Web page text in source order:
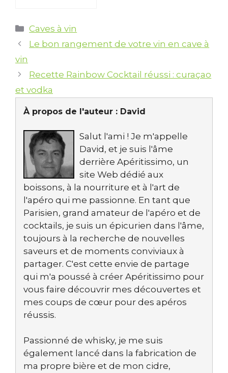
Catégories
Caves à vin
Le bon rangement de votre vin en cave à
vin
Recette Rainbow Cocktail réussi : curaçao
et vodka
À propos de l'auteur : David
Salut l'ami ! Je m'appelle
David, et je suis l'âme
derrière Apéritissimo, un
site Web dédié aux
boissons, à la nourriture et à l'art de
l'apéro qui me passionne. En tant que
Parisien, grand amateur de l'apéro et de
cocktails, je suis un épicurien dans l'âme,
toujours à la recherche de nouvelles
saveurs et de moments conviviaux à
partager. C'est cette envie de partage
qui m'a poussé à créer Apéritissimo pour
vous faire découvrir mes découvertes et
mes coups de cœur pour des apéros
réussis.
Passionné de whisky, je me suis
également lancé dans la fabrication de
ma propre bière et de mon cidre,